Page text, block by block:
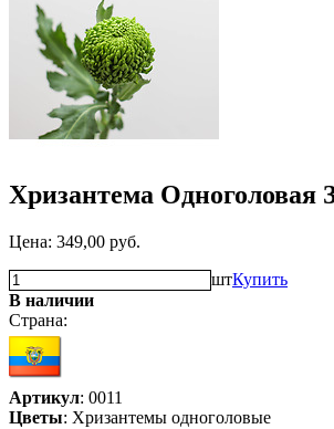
Хризантема Одноголовая
Цена: 349,00 руб.
штКупить
В наличии
Страна:
Артикул: 0011
Цветы: Хризантемы одноголовые